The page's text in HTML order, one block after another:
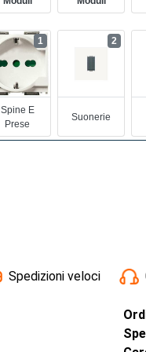
Spine E
Prese
1
Suonerie
2
Spedizioni veloci